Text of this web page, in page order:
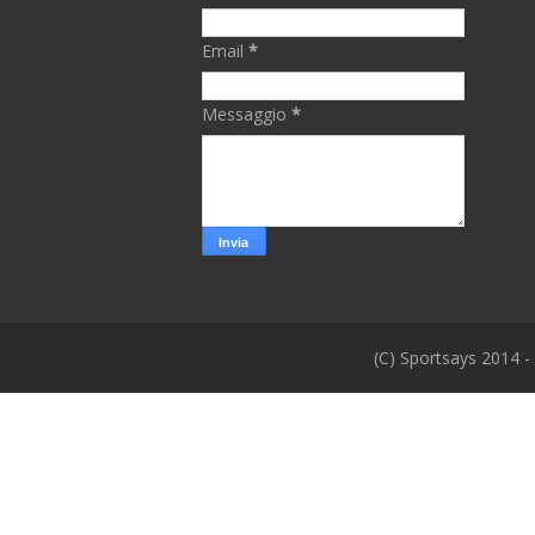
Email *
Messaggio *
(C) Sportsays 2014